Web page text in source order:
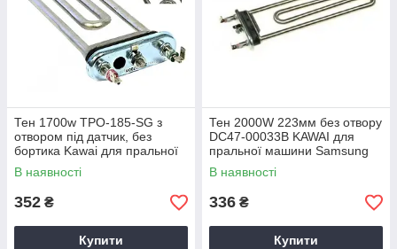
Тен 1700w TPO-185-SG з
отвором під датчик, без
бортика Kawai для пральної
машини
В наявності
352 ₴
Купити
Тен 2000W 223мм без отвору
DC47-00033B KAWAI для
пральної машини Samsung
В наявності
336 ₴
Купити